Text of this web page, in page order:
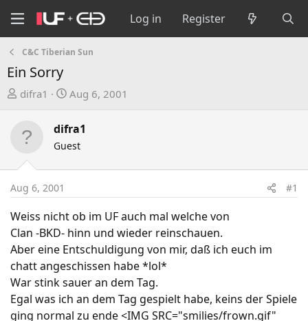
Log in Register
C&C Tiberian Sun
Ein Sorry
T
e
d
s
t
a
r
t
r
difra1
S
t
d
t
e
Aug 6, 2001
difra1
Guest
Aug 6, 2001 #1
Weiss nicht ob im UF auch mal welche von
Clan -BKD- hinn und wieder reinschauen.
Aber eine Entschuldigung von mir, daß ich euch im
chatt angeschissen habe *lol*
War stink sauer an dem Tag.
Egal was ich an dem Tag gespielt habe, keins der Spiele
ging normal zu ende <IMG SRC="smilies/frown.gif"